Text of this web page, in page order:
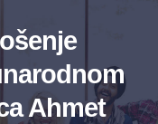
Ahmet